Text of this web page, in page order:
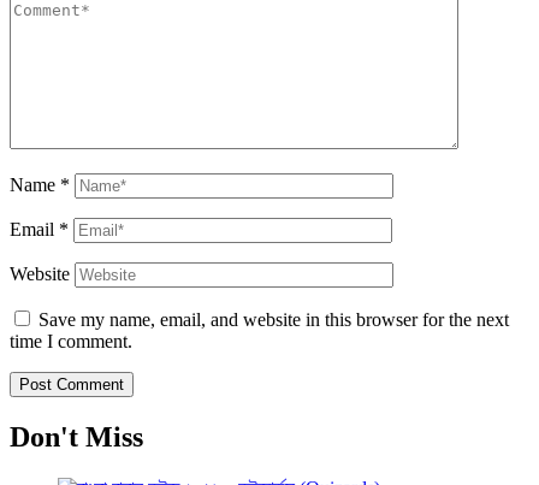
Name *
Email *
Website
Save my name, email, and website in this browser for the next
time I comment.
Don't Miss